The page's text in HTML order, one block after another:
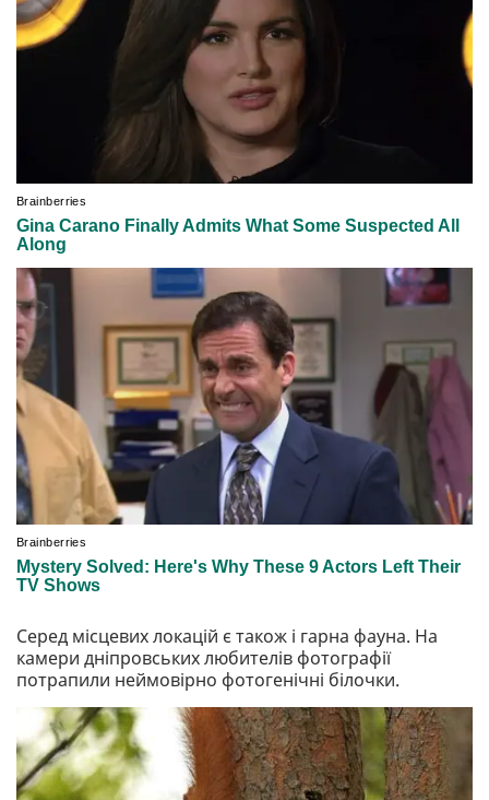
Серед місцевих локацій є також і гарна фауна. На
камери дніпровських любителів фотографії
потрапили неймовірно фотогенічні білочки.